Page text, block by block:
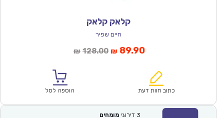
קלאק קלאק
חיים שפיר
₪ 128.00המחיר
₪128.00.
₪ 89.90המחיר
הוא:
כתוב חוות דעת הוספה לסל
3 דירוגי מומחים